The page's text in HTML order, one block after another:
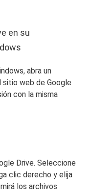
en su
abra un
sitio web de Google
con la misma
Drive. Seleccione
clic derecho y elija
los archivos